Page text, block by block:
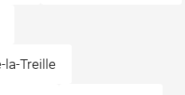
la-Treille